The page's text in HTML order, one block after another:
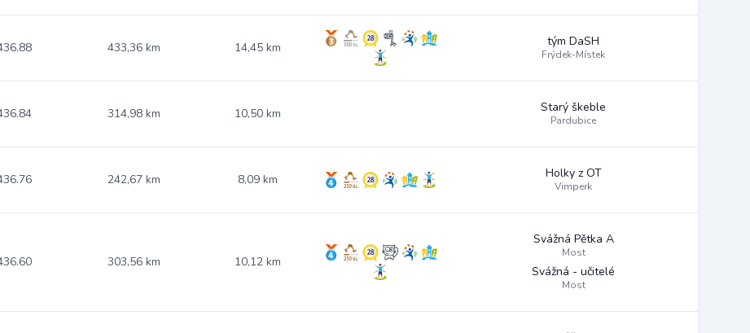
433,36 km 14,45 km tým DaSH
Frýdek-Místek
314,98 km 10,50 km Starý škeble
Pardubice
242,67 km 8,09 km Holky z OT
Vimperk
303,56 km 10,12 km
Svážná Pětka A
Most
Svážná - učitelé
Most